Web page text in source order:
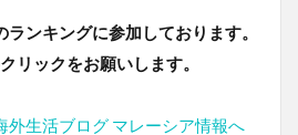
ランキングに参加しております。
リックをお願いします。